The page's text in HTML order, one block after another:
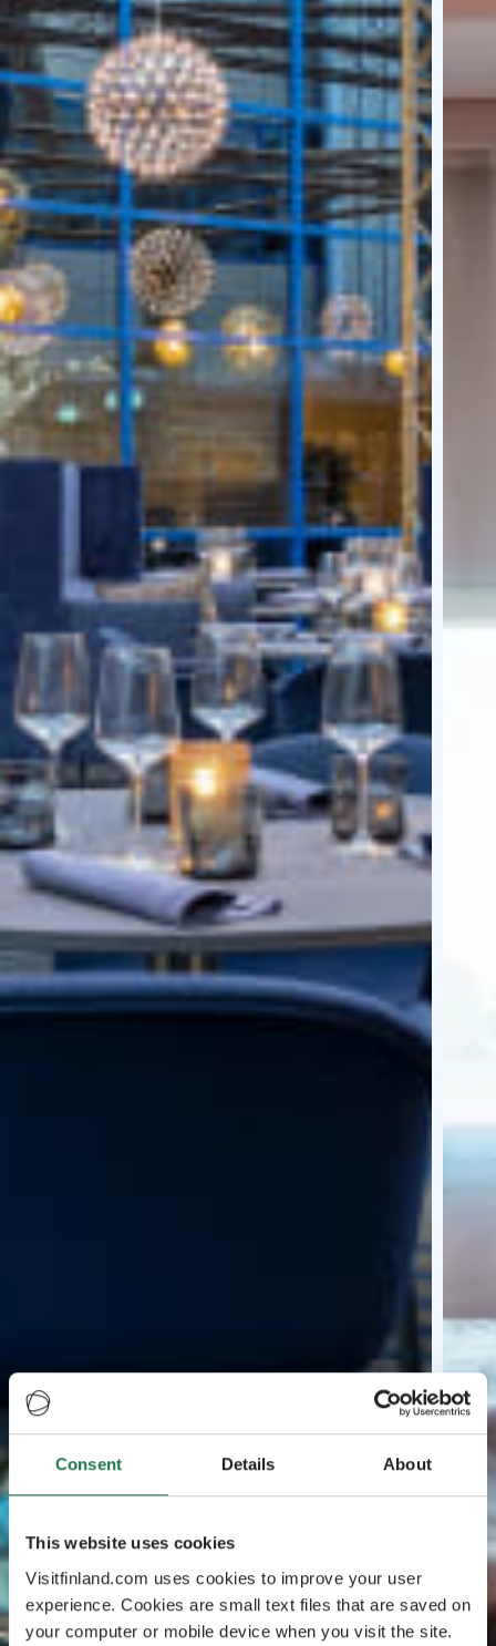
Consent Details About
This website uses cookies
Visitfinland.com uses cookies to improve your user
experience. Cookies are small text files that are saved on
your computer or mobile device when you visit the site.